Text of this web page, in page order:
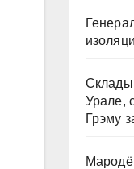
Склады
Урале,
Грэму